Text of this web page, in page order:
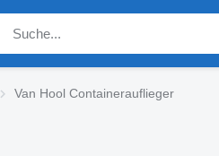
Van Hool Containerauflieger